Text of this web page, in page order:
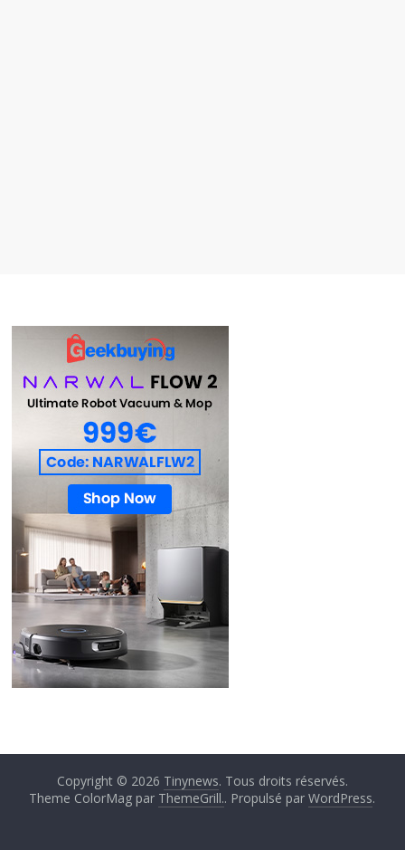
Copyright © 2026 Tinynews. Tous droits réservés.
Theme ColorMag par ThemeGrill.. Propulsé parWordPress.